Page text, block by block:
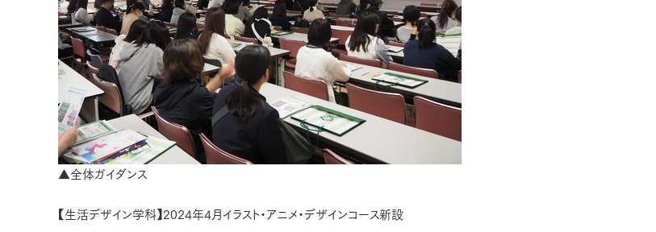
▲全体ガイダンス
【生活デザイン学科】2024年4月イラスト・アニメ・デザインコース新設